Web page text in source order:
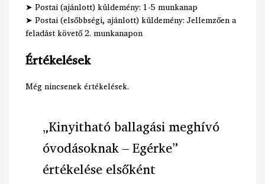
➤ Postai (ajánlott) küldemény: 1-5 munkanap
➤ Postai (elsőbbségi, ajánlott) küldemény: Jellemzően a
feladást követő 2. munkanapon
Értékelések
Még nincsenek értékelések.
„Kinyitható ballagási meghívó
óvodásoknak – Egérke”
értékelése elsőként